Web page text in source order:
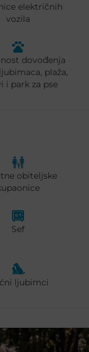
električnih
vozila
dovođenja
plaža,
i park za pse
obiteljske
Sef
ljubimci